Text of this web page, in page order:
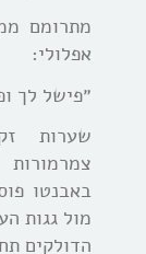
מתרומם
אפלולי:
״פישל לך
שערות
באבנטו
מול גגות
הדולקים